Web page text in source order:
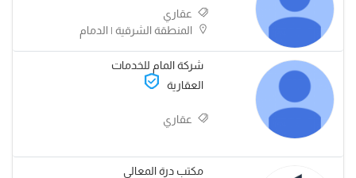
عقاري
المنطقة الشرقية | الدمام
شركة المام للخدمات
العقارية
عقاري
مكتب درة المعالي